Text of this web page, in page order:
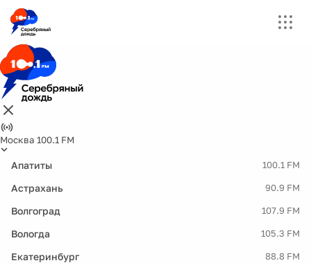
Москва 100.1 FM
Апатиты 100.1 FM
Астрахань 90.9 FM
Волгоград 107.9 FM
Вологда 105.3 FM
Екатеринбург 88.8 FM